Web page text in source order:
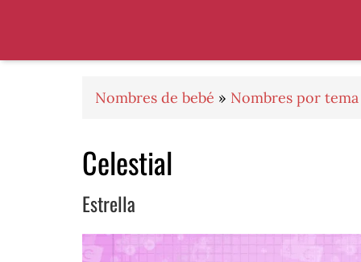
navegación
principal
de
Nombres de bebé » Nombres por tema
Celestial
Estrella